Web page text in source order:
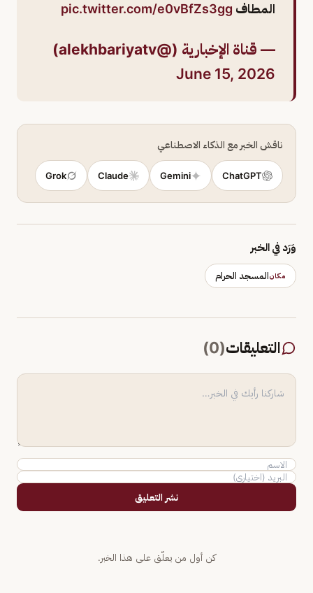
المطاف pic.twitter.com/e0vBfZs3gg
— قناة الإخبارية (@alekhbariyatv)
June 15, 2026
ناقش الخبر مع الذكاء الاصطناعي
ChatGPT
Gemini
Claude
Grok
وَرَد في الخبر
مكانالمسجد الحرام
التعليقات(
0
)
نشر التعليق
كن أول من يعلّق على هذا الخبر.